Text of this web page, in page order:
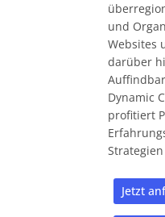
und
Websites
darüber
Dynamic
profitiert
Jetzt